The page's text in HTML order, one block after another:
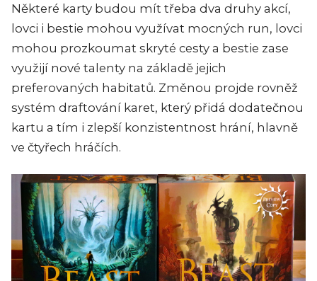
Některé karty budou mít třeba dva druhy akcí,
lovci i bestie mohou využívat mocných run, lovci
mohou prozkoumat skryté cesty a bestie zase
využijí nové talenty na základě jejich
preferovaných habitatů. Změnou projde rovněž
systém draftování karet, který přidá dodatečnou
kartu a tím i zlepší konzistentnost hrání, hlavně
ve čtyřech hráčích.